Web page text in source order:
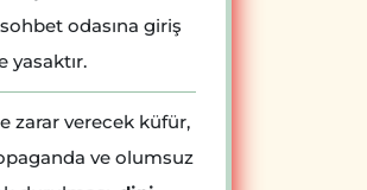
odasına giriş
yasaktır.
zarar verecek küfür,
ve olumsuz